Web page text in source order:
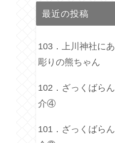
最近の投稿
103．上川神社に
彫りの熊ちゃん
102．ざっくばら
介④
101．ざっくばら